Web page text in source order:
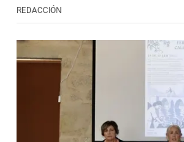
REDACCIÓN